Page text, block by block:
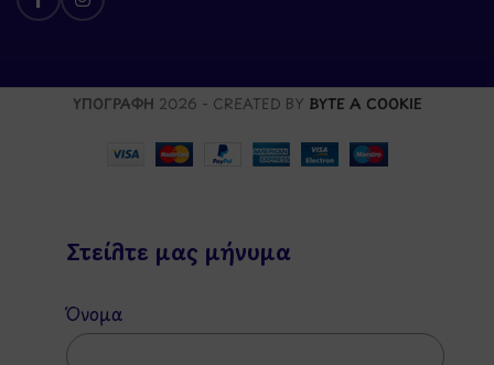
ΥΠΟΓΡΑΦΗ 2026 - CREATED BY BYTE A COOKIE
Στείλτε μας μήνυμα
Όνομα